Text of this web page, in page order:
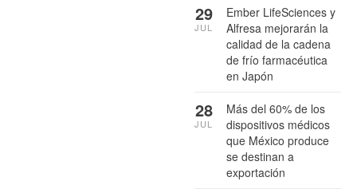
Ember LifeSciences y
Alfresa mejorarán la
calidad de la cadena
de frío farmacéutica
en Japón
29
JUL
Más del 60% de los
dispositivos médicos
que México produce
se destinan a
exportación
28
JUL